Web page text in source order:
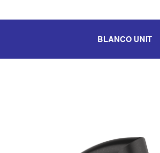
BLANCO UNIT